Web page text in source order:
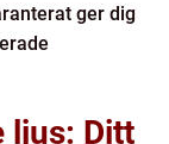
ger dig
ljus: Ditt